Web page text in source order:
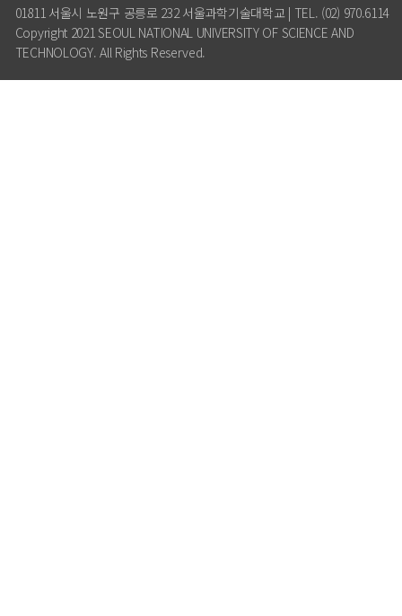
01811 서울시 노원구 공릉로 232 서울과학기술대학교 | TEL. (02) 970.6114
Copyright 2021 SEOUL NATIONAL UNIVERSITY OF SCIENCE AND
TECHNOLOGY. All Rights Reserved.